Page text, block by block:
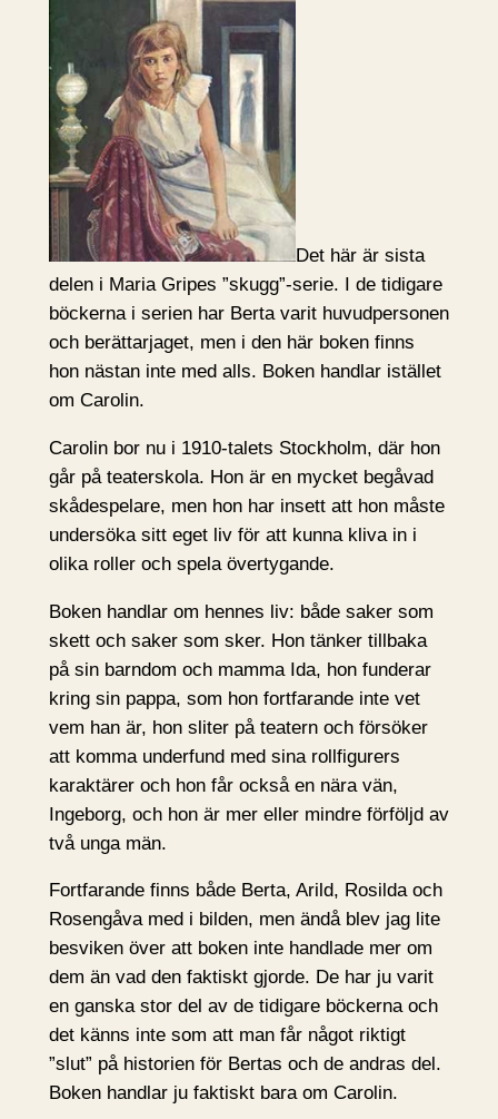
Det här är sista
delen i Maria Gripes ”skugg”-serie. I de tidigare
böckerna i serien har Berta varit huvudpersonen
och berättarjaget, men i den här boken finns
hon nästan inte med alls. Boken handlar istället
om Carolin.
Carolin bor nu i 1910-talets Stockholm, där hon
går på teaterskola. Hon är en mycket begåvad
skådespelare, men hon har insett att hon måste
undersöka sitt eget liv för att kunna kliva in i
olika roller och spela övertygande.
Boken handlar om hennes liv: både saker som
skett och saker som sker. Hon tänker tillbaka
på sin barndom och mamma Ida, hon funderar
kring sin pappa, som hon fortfarande inte vet
vem han är, hon sliter på teatern och försöker
att komma underfund med sina rollfigurers
karaktärer och hon får också en nära vän,
Ingeborg, och hon är mer eller mindre förföljd av
två unga män.
Fortfarande finns både Berta, Arild, Rosilda och
Rosengåva med i bilden, men ändå blev jag lite
besviken över att boken inte handlade mer om
dem än vad den faktiskt gjorde. De har ju varit
en ganska stor del av de tidigare böckerna och
det känns inte som att man får något riktigt
”slut” på historien för Bertas och de andras del.
Boken handlar ju faktiskt bara om Carolin.